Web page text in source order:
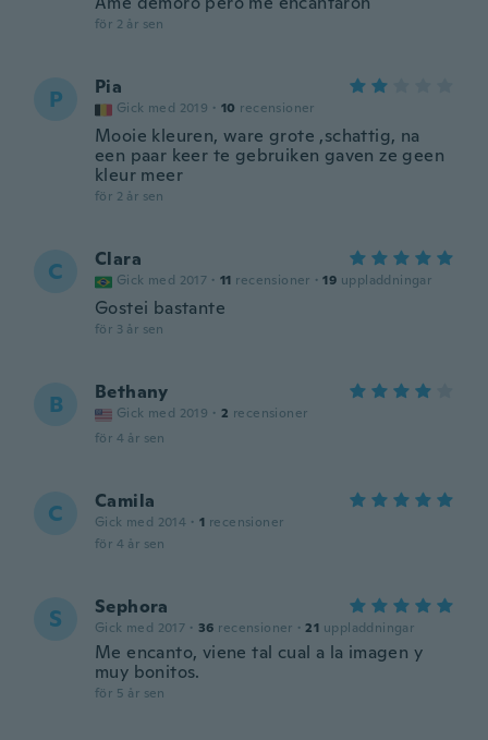
för 2 år sen
P Pia
Gick med 2019 · 10 recensioner
Mooie kleuren, ware grote ,schattig, na
een paar keer te gebruiken gaven ze geen
kleur meer
för 2 år sen
C Clara
Gick med 2017 · 11 recensioner · 19 uppladdningar
Gostei bastante
för 3 år sen
B Bethany
Gick med 2019 · 2 recensioner
för 4 år sen
C Camila
Gick med 2014 · 1 recensioner
för 4 år sen
S Sephora
Gick med 2017 · 36 recensioner · 21 uppladdningar
Me encanto, viene tal cual a la imagen y
muy bonitos.
för 5 år sen